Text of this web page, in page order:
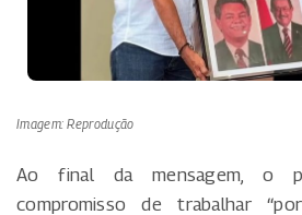
Imagem: Reprodução
Ao final da mensagem, o
compromisso de trabalhar